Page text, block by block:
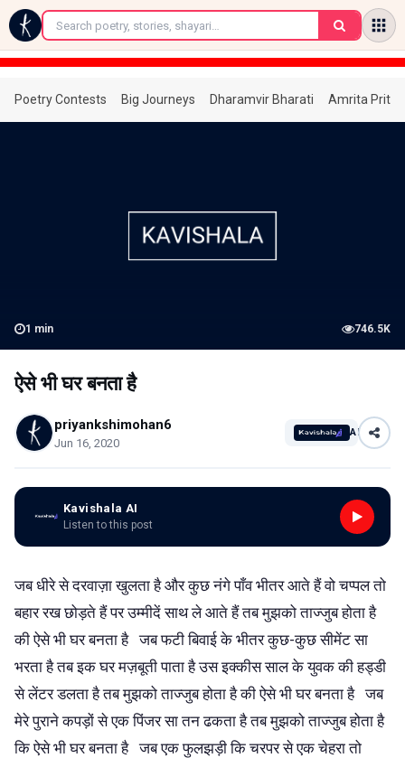
←
Poetry Contests Big Journeys Dharamvir Bharati Amrita
1 min 746.5K
ऐसे भी घर बनता है
priyankshimohan6
Jun 16, 2020
AI
Kavishala AI
Listen to this post
जब धीरे से दरवाज़ा खुलता है और कुछ नंगे पाँव भीतर आते हैं वो चप्पल तो
बहार रख छोड़ते हैं पर उम्मीदें साथ ले आते हैं तब मुझको ताज्जुब होता है
की ऐसे भी घर बनता है जब फटी बिवाई के भीतर कुछ-कुछ सीमेंट सा
भरता है तब इक घर मज़बूती पाता है उस इक्कीस साल के युवक की हड्डी
से लेंटर डलता है तब मुझको ताज्जुब होता है की ऐसे भी घर बनता है जब
मेरे पुराने कपड़ों से एक पिंजर सा तन ढकता है तब मुझको ताज्जुब होता है
कि ऐसे भी घर बनता है जब एक फुलझड़ी कि चरपर से एक चेहरा तो